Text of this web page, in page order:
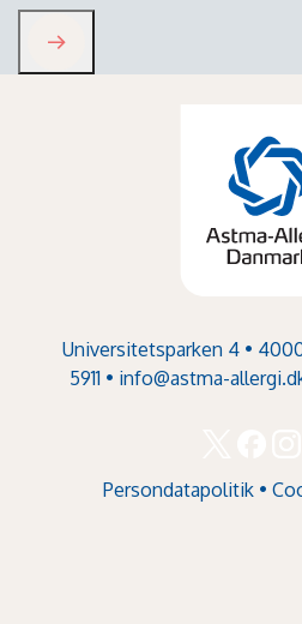
Universitetsparken 4 •
5911 • info@astma-
Persondatapolitik •